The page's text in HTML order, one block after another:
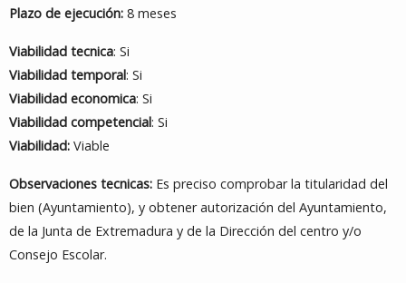
Plazo de ejecución: 8 meses
Viabilidad tecnica: Si
Viabilidad temporal: Si
Viabilidad economica: Si
Viabilidad competencial: Si
Viabilidad: Viable
Observaciones tecnicas: Es preciso comprobar la titularidad del
bien (Ayuntamiento), y obtener autorización del Ayuntamiento,
de la Junta de Extremadura y de la Dirección del centro y/o
Consejo Escolar.